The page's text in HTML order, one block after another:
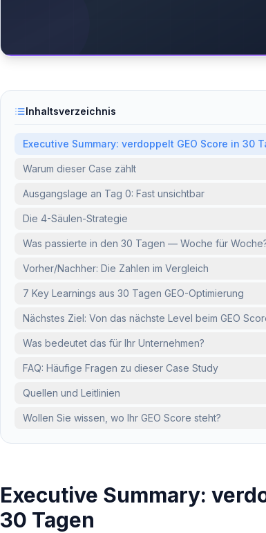
Inhaltsverzeichnis
Executive Summary: verdoppelt GEO Score in 30
Warum dieser Case zählt
Ausgangslage an Tag 0: Fast unsichtbar
Die 4-Säulen-Strategie
Was passierte in den 30 Tagen — Woche für
Vorher/Nachher: Die Zahlen im Vergleich
7 Key Learnings aus 30 Tagen GEO-Optimierung
Nächstes Ziel: Von das nächste Level beim GEO
Was bedeutet das für Ihr Unternehmen?
FAQ: Häufige Fragen zu dieser Case Study
Quellen und Leitlinien
Wollen Sie wissen, wo Ihr GEO Score steht?
Executive Summary:
30 Tagen